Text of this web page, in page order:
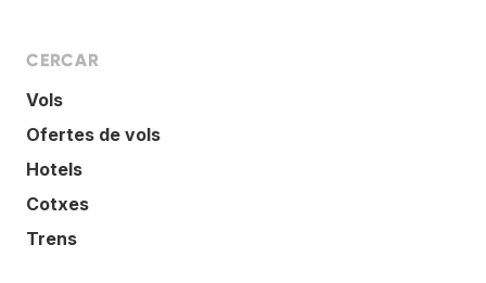
CERCAR
Vols
Ofertes de vols
Hotels
Cotxes
Trens